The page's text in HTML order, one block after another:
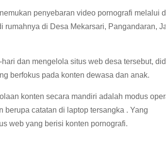
penyebaran video pornografi melalui
rumahnya di Desa Mekarsari, Pangandaran,
dan mengelola situs web desa tersebut,
berfokus pada konten dewasa dan anak.
konten secara mandiri adalah modus
catatan di laptop tersangka . Yang
web yang berisi konten pornografi.